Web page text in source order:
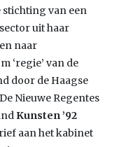
stichting van een
uit haar
naar
‘regie’ van de
door de Haagse
Nieuwe Regentes
Kunsten ’92
aan het kabinet